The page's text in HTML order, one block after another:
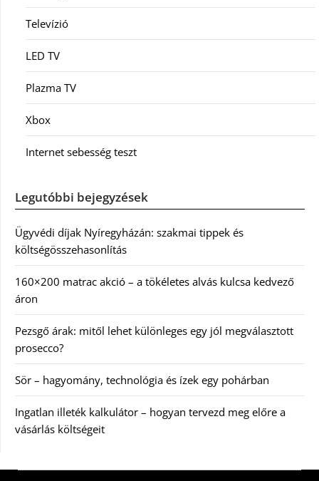
Televízió
LED TV
Plazma TV
Xbox
Internet sebesség teszt
Legutóbbi bejegyzések
Ügyvédi díjak Nyíregyházán: szakmai tippek és
költségösszehasonlítás
160×200 matrac akció – a tökéletes alvás kulcsa kedvező
áron
Pezsgő árak: mitől lehet különleges egy jól megválasztott
prosecco?
Sör – hagyomány, technológia és ízek egy pohárban
Ingatlan illeték kalkulátor – hogyan tervezd meg előre a
vásárlás költségeit